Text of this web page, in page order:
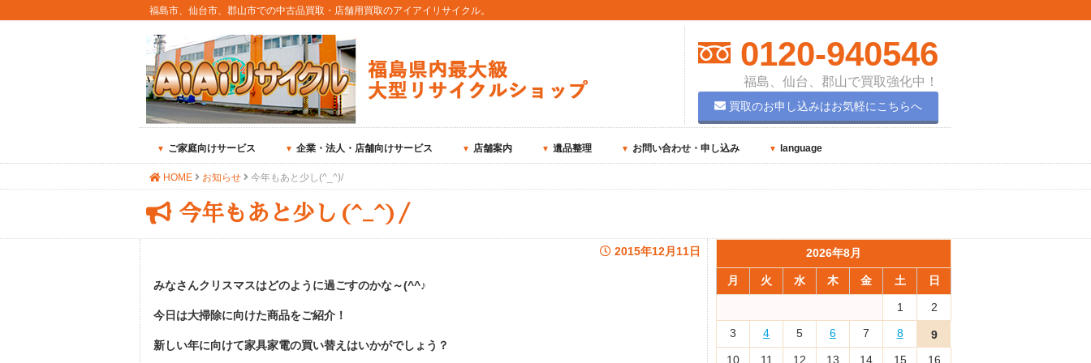
福島市、仙台市、郡山市での中古品買取・店舗用買取のアイアイリサイクル。
0120-940546
福島、仙台、郡山で買取強化中！
買取のお申し込みはお気軽にこちらへ
ご家庭向けサービス 企業・法人・店舗向けサービス 店舗案内 遺品整理 お問い合わせ・申し込み language
HOME お知らせ 今年もあと少し(^_^)/
今年もあと少し(^_^)/
2015年12月11日
みなさんクリスマスはどのように過ごすのかな～(^^♪
今日は大掃除に向けた商品をご紹介！
新しい年に向けて家具家電の買い替えはいかがでしょう？
2026年8月
月 火 水 木 金 土 日
1
2
3
4 5 6 7 8
9
10
11 12 13 14 15 16